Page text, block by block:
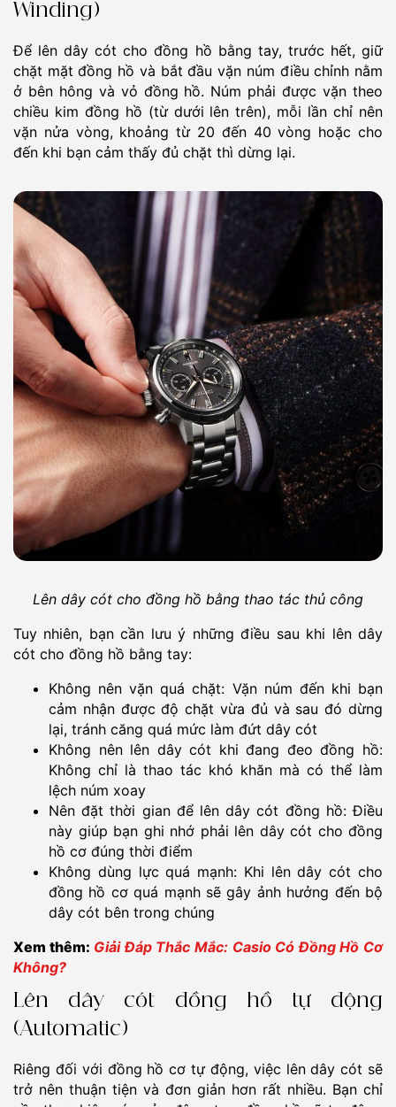
Winding)
Để lên dây cót cho đồng hồ bằng tay, trước hết, giữ
chặt mặt đồng hồ và bắt đầu vặn núm điều chỉnh nằm
ở bên hông và vỏ đồng hồ. Núm phải được vặn theo
chiều kim đồng hồ (từ dưới lên trên), mỗi lần chỉ nên
vặn nửa vòng, khoảng từ 20 đến 40 vòng hoặc cho
đến khi bạn cảm thấy đủ chặt thì dừng lại.
Lên dây cót cho đồng hồ bằng thao tác thủ công
Tuy nhiên, bạn cần lưu ý những điều sau khi lên dây
cót cho đồng hồ bằng tay:
Không nên vặn quá chặt: Vặn núm đến khi bạn
cảm nhận được độ chặt vừa đủ và sau đó dừng
lại, tránh căng quá mức làm đứt dây cót
Không nên lên dây cót khi đang đeo đồng hồ:
Không chỉ là thao tác khó khăn mà có thể làm
lệch núm xoay
Nên đặt thời gian để lên dây cót đồng hồ: Điều
này giúp bạn ghi nhớ phải lên dây cót cho đồng
hồ cơ đúng thời điểm
Không dùng lực quá mạnh: Khi lên dây cót cho
đồng hồ cơ quá mạnh sẽ gây ảnh hưởng đến bộ
dây cót bên trong chúng
Xem thêm: Giải Đáp Thắc Mắc: Casio Có Đồng Hồ Cơ
Không?
Lên dây cót đồng hồ tự động
(Automatic)
Riêng đối với đồng hồ cơ tự động, việc lên dây cót sẽ
trở nên thuận tiện và đơn giản hơn rất nhiều. Bạn chỉ